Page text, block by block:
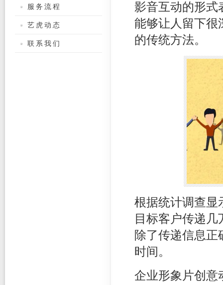
影音互动的形式
能够让人留下很
的传统方法。
根据统计调查显
目标客户传递
除了传递信息
时间。
企业形象片创意
服务流程
艺虎动态
联系我们